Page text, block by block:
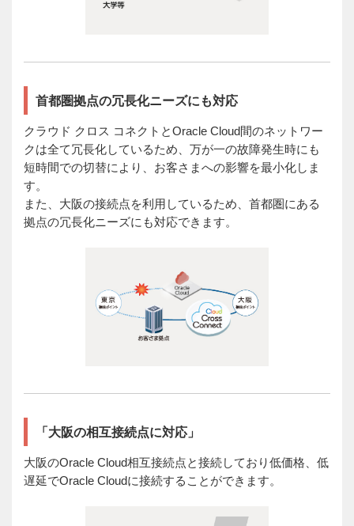
首都圏拠点の冗長化ニーズにも対応
クラウド クロス コネクトとOracle Cloud間のネットワー
クは全て冗長化しているため、万が一の故障発生時にも
短時間での切替により、お客さまへの影響を最小化しま
す。
また、大阪の接続点を利用しているため、首都圏にある
拠点の冗長化ニーズにも対応できます。
「大阪の相互接続点に対応」
大阪のOracle Cloud相互接続点と接続しており低価格、低
遅延でOracle Cloudに接続することができます。